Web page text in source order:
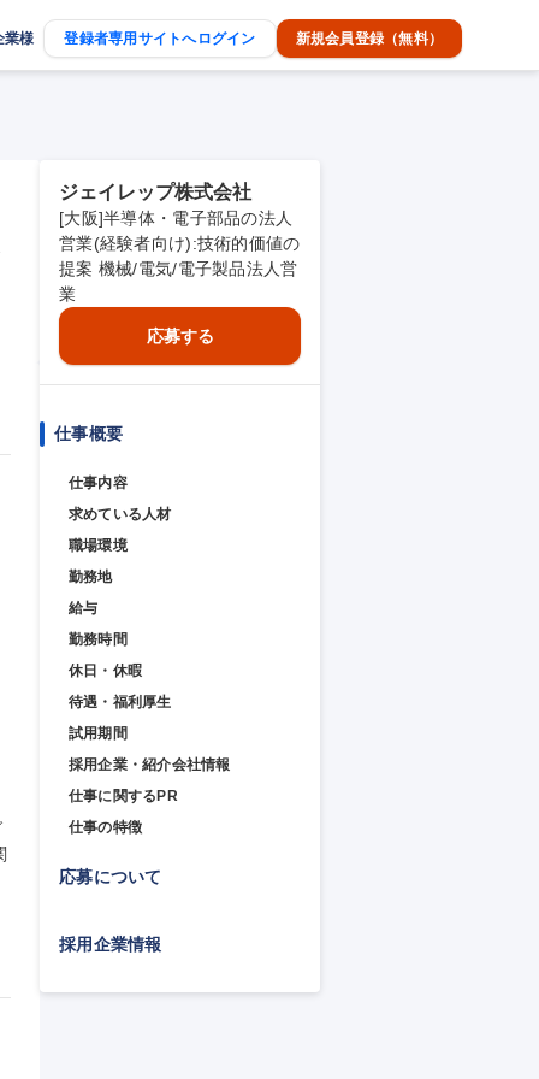
業様 登録者専用サイトへログイン 新規会員登録（無料）
ジェイレップ株式会社
[大阪]半導体・電子部品の法人
営業(経験者向け):技術的価値の
提案 機械/電気/電子製品法人営
業
応募する
仕事概要
仕事内容
求めている人材
職場環境
勤務地
給与
勤務時間
休日・休暇
待遇・福利厚生
試用期間
採用企業・紹介会社情報
仕事に関するPR
仕事の特徴
応募について
採用企業情報